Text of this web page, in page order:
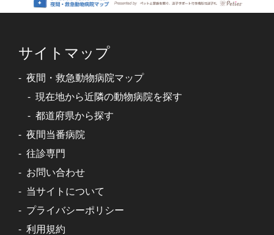
サイトマップ
夜間・救急動物病院マップ
現在地から近隣の動物病院を探す
都道府県から探す
夜間当番病院
往診専門
お問い合わせ
当サイトについて
プライバシーポリシー
利用規約